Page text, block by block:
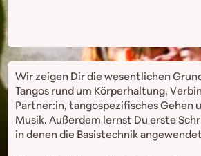
Wir zeigen Dir die wesentlichen
Tangos rund um Körperhaltung,
Partner:in, tangospezifisches Gehen
Musik. Außerdem lernst Du erste
in denen die Basistechnik